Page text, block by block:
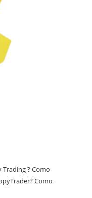
Trading ? Como
Como